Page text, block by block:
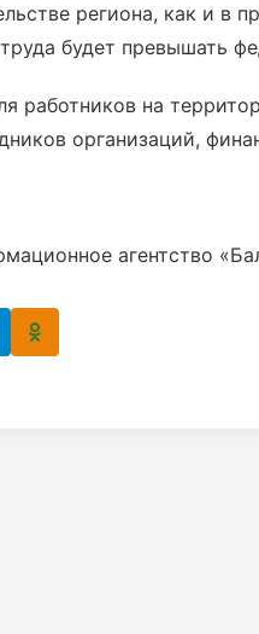
региона, как и в
будет превышать
работников на
организаций,
агентство